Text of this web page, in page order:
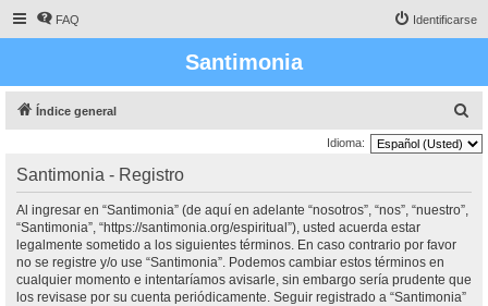
FAQ Identificarse
Santimonia
Índice general
u
Idioma:
Santimonia - Registro
Al ingresar en “Santimonia” (de aquí en adelante “nosotros”, “nos”, “nuestro”,
“Santimonia”, “https://santimonia.org/espiritual”), usted acuerda estar
legalmente sometido a los siguientes términos. En caso contrario por favor
no se registre y/o use “Santimonia”. Podemos cambiar estos términos en
cualquier momento e intentaríamos avisarle, sin embargo sería prudente que
los revisase por su cuenta periódicamente. Seguir registrado a “Santimonia”